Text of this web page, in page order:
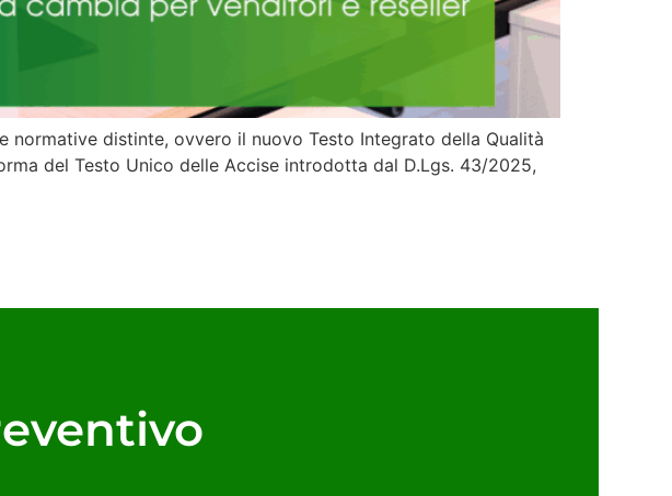
normative distinte, ovvero il nuovo Testo Integrato della Qualità
del Testo Unico delle Accise introdotta dal D.Lgs. 43/2025,